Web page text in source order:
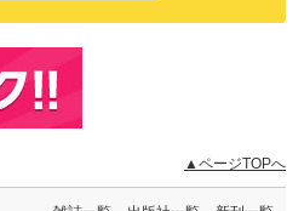
▲ページTOPへ